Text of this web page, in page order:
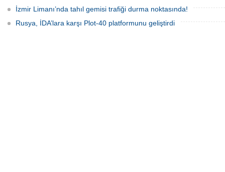
İzmir Limanı’nda tahıl gemisi trafiği durma noktasında!
Rusya, İDA’lara karşı Plot-40 platformunu geliştirdi